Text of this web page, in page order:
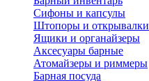
Сифоны и капсулы
Штопоры и открывалки
Ящики и органайзеры
Аксесуары барные
Атомайзеры и риммеры
Барная посуда